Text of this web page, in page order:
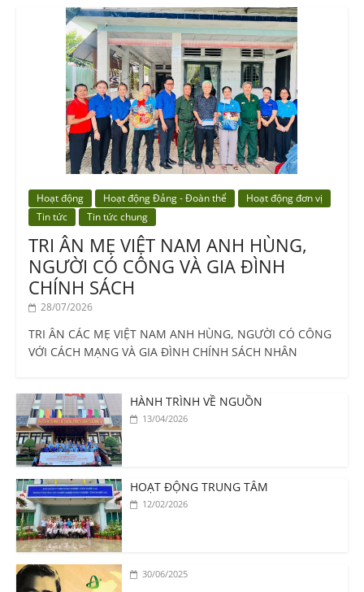
Hoạt động Hoạt động Đảng - Đoàn thể
Hoạt động đơn vị
Tin tức
Tin tức chung
TRI ÂN MẸ VIỆT NAM ANH HÙNG,
NGƯỜI CÓ CÔNG VÀ GIA ĐÌNH
CHÍNH SÁCH
28/07/2026
TRI ÂN CÁC MẸ VIỆT NAM ANH HÙNG, NGƯỜI CÓ CÔNG
VỚI CÁCH MẠNG VÀ GIA ĐÌNH CHÍNH SÁCH NHÂN
HÀNH TRÌNH VỀ NGUỒN
13/04/2026
HOẠT ĐỘNG TRUNG TÂM
12/02/2026
30/06/2025